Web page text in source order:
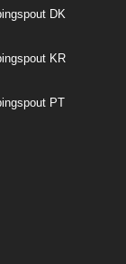
DK
KR
PT